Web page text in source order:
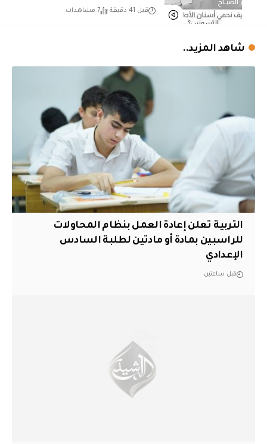
قبل 41 دقيقة 7 مشاهدات
شاهد المزيد..
التربية تعلن إعادة العمل بنظام المحاولات
للراسبين بمادة أو مادتين لطلبة السادس
الإعدادي
قبل ساعتين